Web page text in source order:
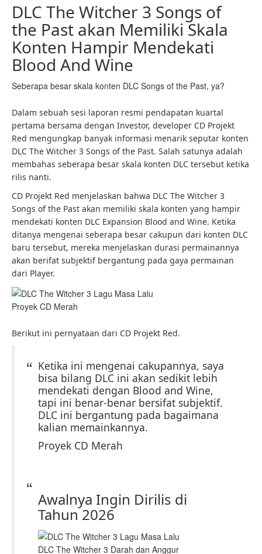
DLC The Witcher 3 Songs of
the Past akan Memiliki Skala
Konten Hampir Mendekati
Blood And Wine
Seberapa besar skala konten DLC Songs of the Past, ya?
Dalam sebuah sesi laporan resmi pendapatan kuartal
pertama bersama dengan Investor, developer CD Projekt
Red mengungkap banyak informasi menarik seputar konten
DLC The Witcher 3 Songs of the Past. Salah satunya adalah
membahas seberapa besar skala konten DLC tersebut ketika
rilis nanti.
CD Projekt Red menjelaskan bahwa DLC The Witcher 3
Songs of the Past akan memiliki skala konten yang hampir
mendekati konten DLC Expansion Blood and Wine. Ketika
ditanya mengenai seberapa besar cakupun dari konten DLC
baru tersebut, mereka menjelaskan durasi permainannya
akan berifat subjektif bergantung pada gaya permainan
dari Player.
Proyek CD Merah
Berikut ini pernyataan dari CD Projekt Red.
Ketika ini mengenai cakupannya, saya
bisa bilang DLC ini akan sedikit lebih
mendekati dengan Blood and Wine,
tapi ini benar-benar bersifat subjektif.
DLC ini bergantung pada bagaimana
kalian memainkannya.
Proyek CD Merah
Awalnya Ingin Dirilis di
Tahun 2026
DLC The Witcher 3 Darah dan Anggur